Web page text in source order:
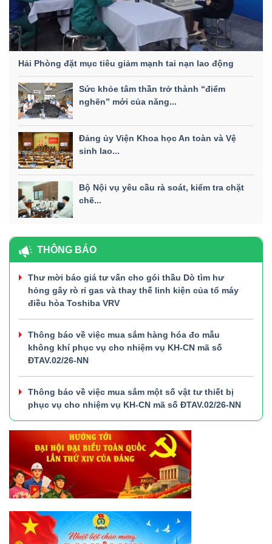
Hải Phòng đặt mục tiêu giảm mạnh tai nạn lao động
Sức khỏe tâm thần trở thành “điểm
nghẽn” mới của năng...
Đảng ủy Viện Khoa học An toàn và Vệ
sinh lao...
Bộ Nội vụ yêu cầu rà soát, kiểm tra chặt
chẽ...
THÔNG BÁO
Thư mời báo giá tư vấn cho gói thầu Dò tìm hư
hỏng gây rò rỉ gas và thay thế linh kiện của tổ máy
điều hòa Toshiba VRV
Thông báo về việc mua sắm hàng hóa đo mẫu
không khí phục vụ cho nhiệm vụ KH-CN mã số
ĐTAV.02/26-NN
Thông báo về việc mua sắm một số vật tư thiết bị
phục vụ cho nhiệm vụ KH-CN mã số ĐTAV.02/26-NN